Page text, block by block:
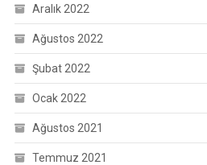
Aralık 2022
Ağustos 2022
Şubat 2022
Ocak 2022
Ağustos 2021
Temmuz 2021